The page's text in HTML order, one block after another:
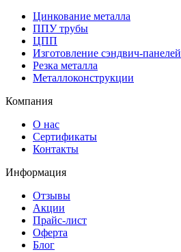
Цинкование металла
ППУ трубы
ЦПП
Изготовление сэндвич-панелей
Резка металла
Металлоконструкции
Компания
О нас
Сертификаты
Контакты
Информация
Отзывы
Акции
Прайс-лист
Оферта
Блог